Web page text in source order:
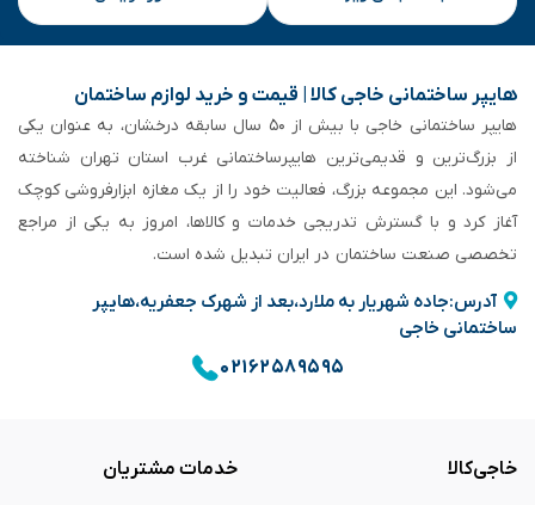
هایپر ساختمانی خاجی‌ کالا | قیمت و خرید لوازم ساختمان
هایپر ساختمانی خاجی‌ با بیش از ۵۰ سال سابقه‌ درخشان، به عنوان یکی
از بزرگ‌ترین و قدیمی‌ترین هایپرساختمانی‌ غرب استان تهران شناخته
می‌شود. این مجموعه بزرگ، فعالیت خود را از یک مغازه ابزارفروشی کوچک
آغاز کرد و با گسترش تدریجی خدمات و کالاها، امروز به یکی از مراجع
تخصصی صنعت ساختمان در ایران تبدیل شده است.
آدرس:جاده شهریار به ملارد،بعد از شهرک جعفریه،هایپر
ساختمانی خاجی
۰۲۱۶۲۵۸۹۵۹۵
خاجی‌کالا خدمات مشتریان